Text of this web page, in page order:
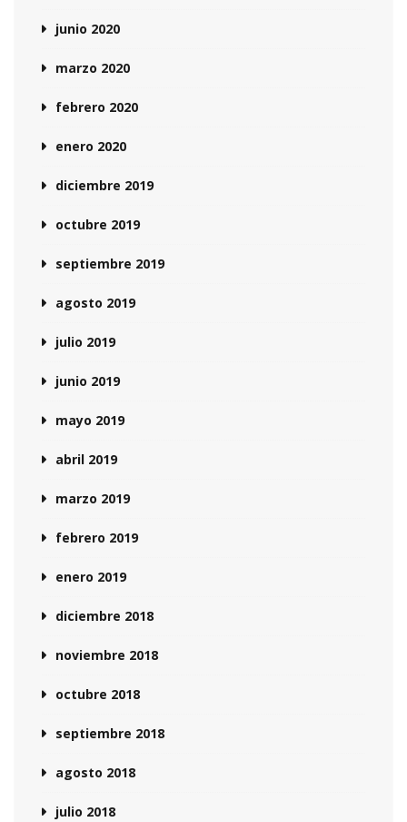
junio 2020
marzo 2020
febrero 2020
enero 2020
diciembre 2019
octubre 2019
septiembre 2019
agosto 2019
julio 2019
junio 2019
mayo 2019
abril 2019
marzo 2019
febrero 2019
enero 2019
diciembre 2018
noviembre 2018
octubre 2018
septiembre 2018
agosto 2018
julio 2018